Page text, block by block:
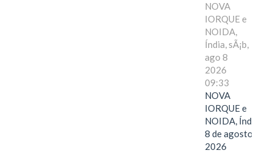
NOVA
IORQUE e
NOIDA,
Índia, sÃ¡b,
ago 8
2026
09:33
NOVA
IORQUE e
NOIDA, Índia,
8 de agosto de
2026